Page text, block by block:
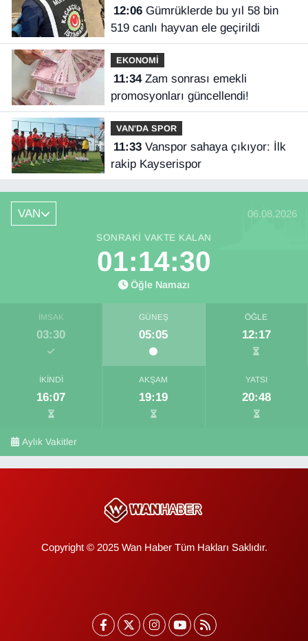
12:06Gümrüklerde bu yıl 58 bin
519 canlı hayvan ele geçirildi
EKONOMİ
11:34Zam sonrası emekli
promosyonları güncellendi!
VAN'DA SPOR
11:33Vanspor sahaya çıkıyor: İlk
rakip Kayserispor
VAN 06.08.2026
SONRAKI VAKTE KALAN
01:14:30
Öğle Namazı
İMSAK
03:30
GÜNEŞ
05:05
ÖĞLE
12:17
İKINDI
16:07
AKŞAM
19:19
YATSI
20:48
Aylık Vakitler
Copyright © 2025 Wan Haber Tüm Hakları Saklıdır.